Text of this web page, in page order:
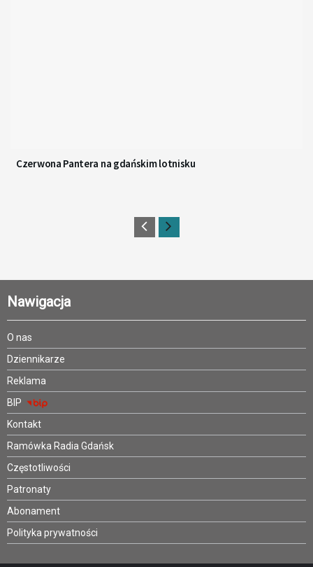
Czerwona Pantera na gdańskim lotnisku
Nawigacja
O nas
Dziennikarze
Reklama
BIP
Kontakt
Ramówka Radia Gdańsk
Częstotliwości
Patronaty
Abonament
Polityka prywatności